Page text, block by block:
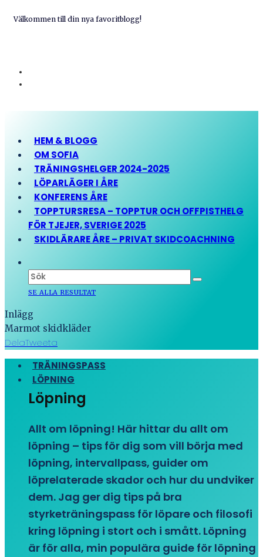
Välkommen till din nya favoritblogg!
HEM & BLOGG
OM SOFIA
TRÄNINGSHELGER 2024-2025
LÖPARLÄGER I ÅRE
KONFERENS ÅRE
TOPPTURSRESA – TOPPTUR OCH OFFPISTHELG
FÖR TJEJER, SVERIGE 2025
SKIDLÄRARE ÅRE – PRIVAT SKIDCOACHNING
SE ALLA RESULTAT
Inlägg
Marmot skidkläder
DelaTweeta
TRÄNINGSPASS
LÖPNING
Löpning
Allt om löpning! Här hittar du allt om
löpning – tips för dig som vill börja med
löpning, intervallpass, guider om
löprelaterade skador och hur du undviker
dem. Jag ger dig tips på bra
styrketräningspass för löpare och filosofi
kring löpning i stort och i smått. Löpning
är för alla, min populära guide för löpning